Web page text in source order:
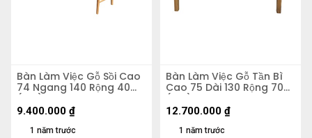
Bàn Làm Việc Gỗ Sồi Cao
74 Ngang 140 Rộng 40
(cm)
1 năm trước
9.400.000 ₫
Bàn Làm Việc Gỗ Tần Bì
Cao 75 Dài 130 Rộng 70
(cm)
1 năm trước
12.700.000 ₫